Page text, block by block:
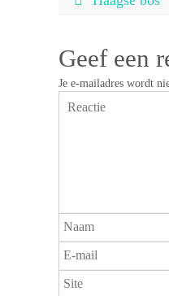
Geef een
Je e-mailadres wordt